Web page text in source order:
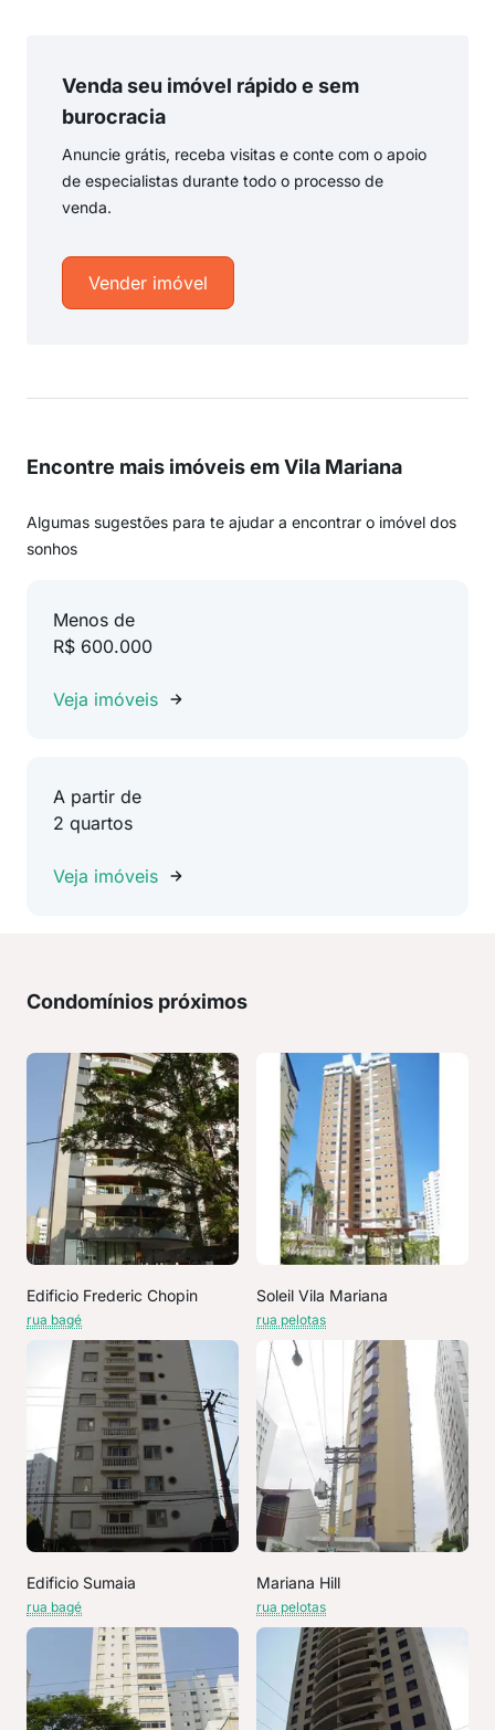
Venda seu imóvel rápido e sem
burocracia
Anuncie grátis, receba visitas e conte com o apoio
de especialistas durante todo o processo de
venda.
Vender imóvel
Encontre mais imóveis em Vila Mariana
Algumas sugestões para te ajudar a encontrar o imóvel dos
sonhos
Menos de
R$ 600.000
Veja imóveis
A partir de
2 quartos
Veja imóveis
Condomínios próximos
Edificio Frederic Chopin
rua bagé
Soleil Vila Mariana
rua pelotas
Edificio Sumaia
rua bagé
Mariana Hill
rua pelotas